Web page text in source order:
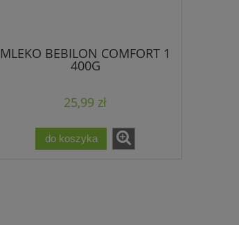
MLEKO BEBILON COMFORT 1
400G
25,99 zł
do koszyka